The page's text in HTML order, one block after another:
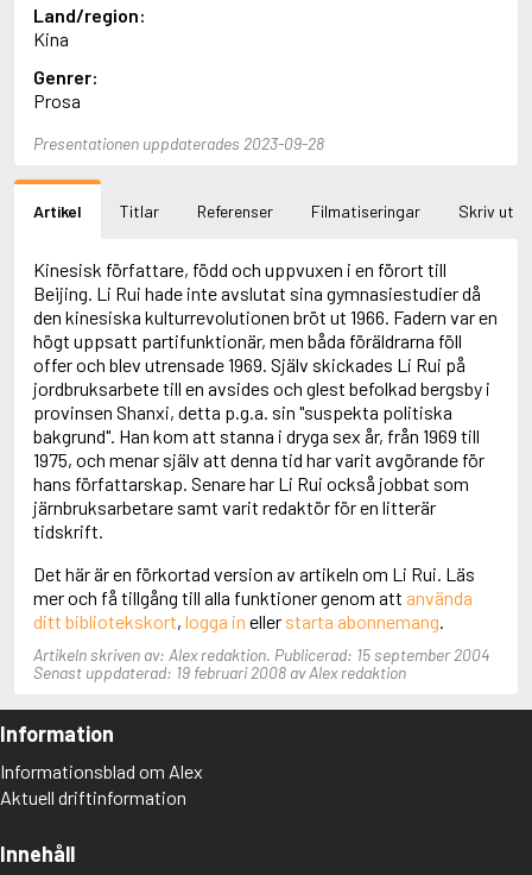
Adams, Jane
Adams, Richard
Adbåge, Emma
Adbåge, Lisen
Adichie, Chimamanda Ngozi
Adler-Olsen, Jussi
Adlerbeth, Gudmund Jöran
Adolfsson, Eva
Adolfsson, Evert
Adolfsson, Gunnar
Adolfsson, Josefine
Adolfsson, Maria
Adolphsen, Peter
Land/region:
Kina
Genrer:
Prosa
Presentationen uppdaterades 2023-09-28
Artikel Titlar Referenser Filmatiseringar Skriv ut
Kinesisk författare, född och uppvuxen i en förort till
Beijing. Li Rui hade inte avslutat sina gymnasiestudier då
den kinesiska kulturrevolutionen bröt ut 1966. Fadern var en
högt uppsatt partifunktionär, men båda föräldrarna föll
offer och blev utrensade 1969. Själv skickades Li Rui på
jordbruksarbete till en avsides och glest befolkad bergsby i
provinsen Shanxi, detta p.g.a. sin "suspekta politiska
bakgrund". Han kom att stanna i dryga sex år, från 1969 till
1975, och menar själv att denna tid har varit avgörande för
hans författarskap. Senare har Li Rui också jobbat som
järnbruksarbetare samt varit redaktör för en litterär
tidskrift.
Det här är en förkortad version av artikeln om Li Rui. Läs
mer och få tillgång till alla funktioner genom att använda
ditt bibliotekskort, logga in eller starta abonnemang
Artikeln skriven av: Alex redaktion. Publicerad: 15 september 2004
Senast uppdaterad: 19 februari 2008 av Alex redaktion
Information
Informationsblad om Alex
Aktuell driftinformation
Innehåll